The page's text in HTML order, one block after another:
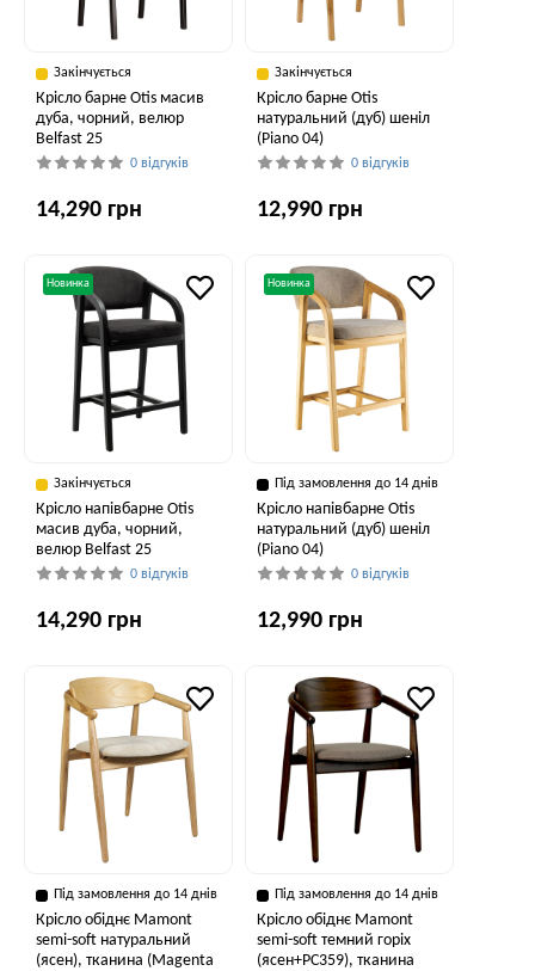
Закінчується
Крісло барне Otis масив
дуба, чорний, велюр
Belfast 25
0 відгуків
14,290 грн
Закінчується
Крісло барне Otis
натуральний (дуб) шеніл
(Piano 04)
0 відгуків
12,990 грн
Новинка
Закінчується
Крісло напівбарне Otis
масив дуба, чорний,
велюр Belfast 25
0 відгуків
14,290 грн
Новинка
Під замовлення до 14 днів
Крісло напівбарне Otis
натуральний (дуб) шеніл
(Piano 04)
0 відгуків
12,990 грн
Під замовлення до 14 днів
Крісло обіднє Mamont
semi-soft натуральний
(ясен), тканина (Magenta
Під замовлення до 14 днів
Крісло обіднє Mamont
semi-soft темний горіх
(ясен+PC359), тканина